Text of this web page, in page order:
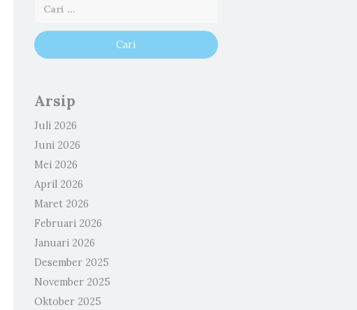
Arsip
Juli 2026
Juni 2026
Mei 2026
April 2026
Maret 2026
Februari 2026
Januari 2026
Desember 2025
November 2025
Oktober 2025